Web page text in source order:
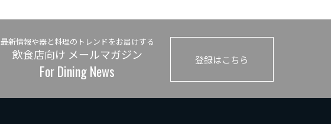
最新情報や器と料理のトレンドをお届けする
飲食店向け メールマガジン
For Dining News
登録はこちら